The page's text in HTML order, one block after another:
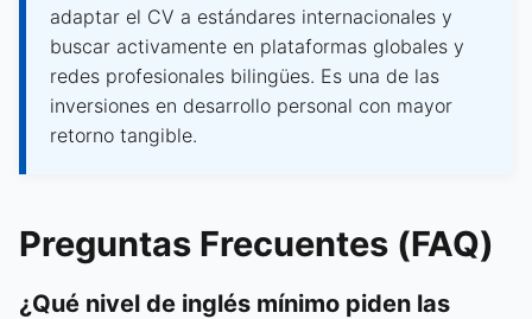
adaptar el CV a estándares internacionales y
buscar activamente en plataformas globales y
redes profesionales bilingües. Es una de las
inversiones en desarrollo personal con mayor
retorno tangible.
Preguntas Frecuentes (FAQ)
¿Qué nivel de inglés mínimo piden las